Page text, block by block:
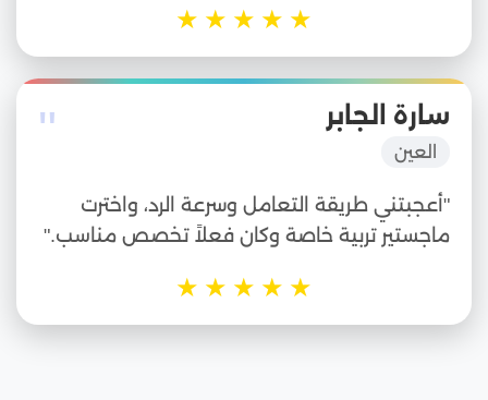
★
★
★
★
★
" سارة الجابر
العين
"أعجبتني طريقة التعامل وسرعة الرد، واخترت
ماجستير تربية خاصة وكان فعلاً تخصص مناسب."
★
★
★
★
★